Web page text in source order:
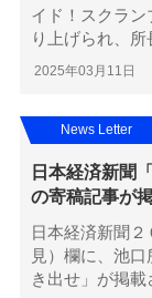
イド！スクラ
り上げられ、所
2025年03月11日
日本経済新聞
の寄稿記事が
日本経済新聞
見）欄に、池
き出せ」が掲載
News Letter